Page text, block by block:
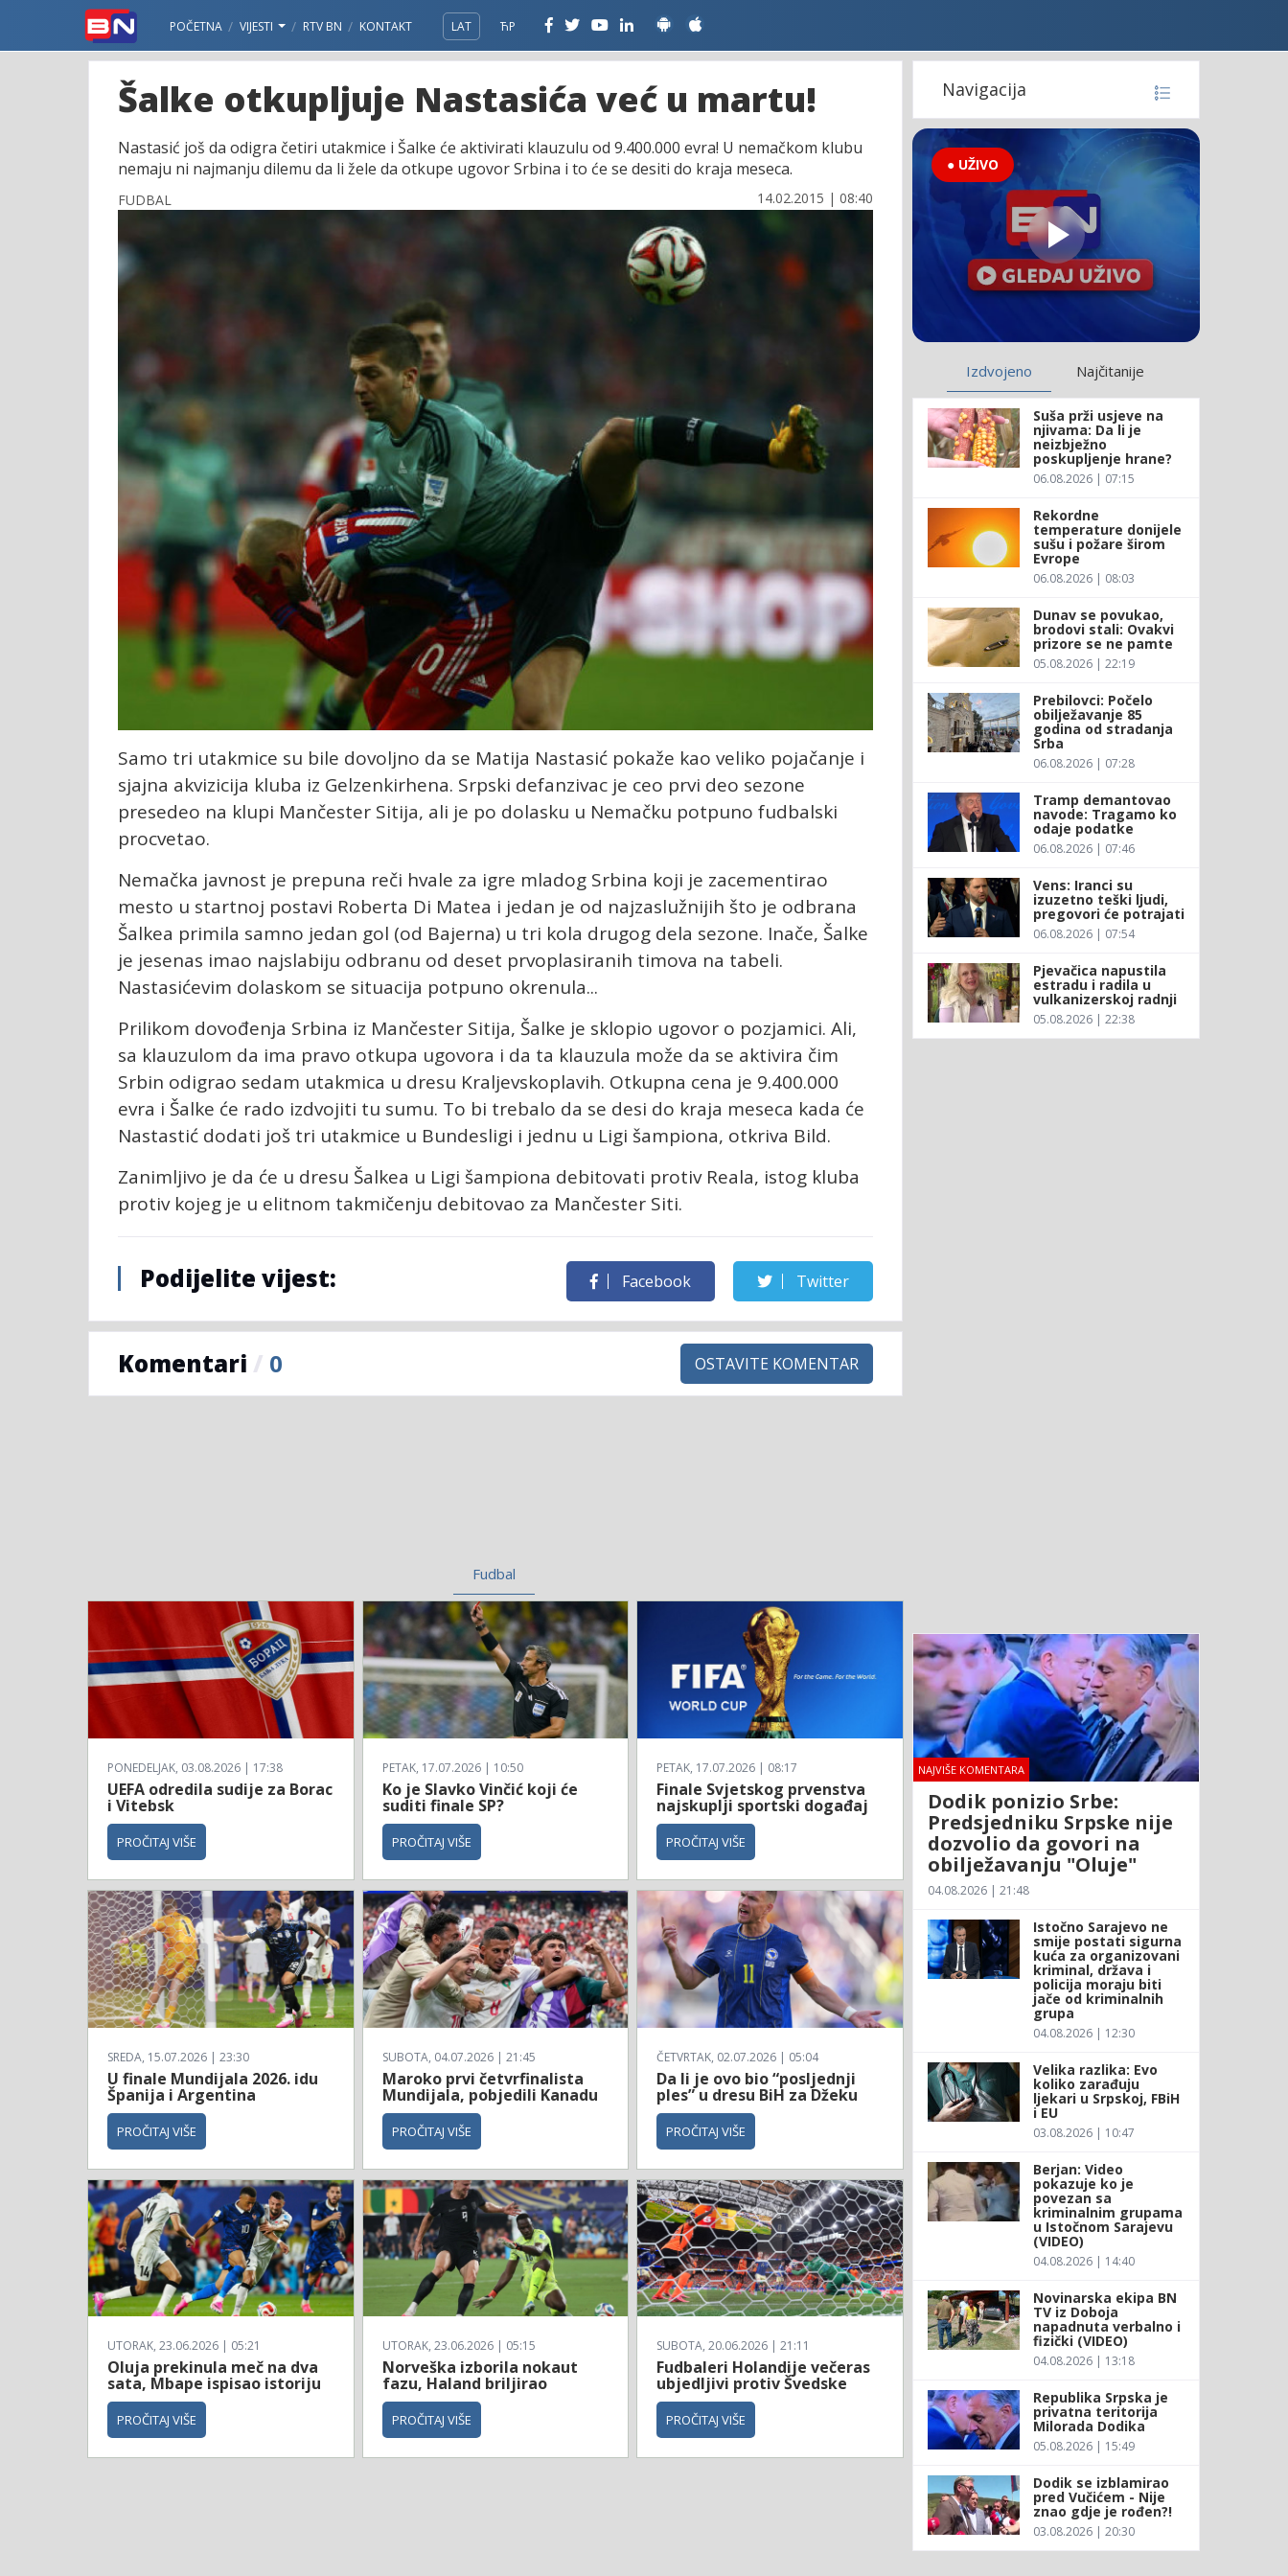
POČETNA VIJESTI RTV BN KONTAKT LAT ЋР
Šalke otkupljuje Nastasića već u martu!
Nastasić još da odigra četiri utakmice i Šalke će aktivirati klauzulu od 9.400.000 evra! U nemačkom klubu
nemaju ni najmanju dilemu da li žele da otkupe ugovor Srbina i to će se desiti do kraja meseca.
FUDBAL 14.02.2015 | 08:40
Samo tri utakmice su bile dovoljno da se Matija Nastasić pokaže kao veliko pojačanje i
sjajna akvizicija kluba iz Gelzenkirhena. Srpski defanzivac je ceo prvi deo sezone
presedeo na klupi Mančester Sitija, ali je po dolasku u Nemačku potpuno fudbalski
procvetao.
Nemačka javnost je prepuna reči hvale za igre mladog Srbina koji je zacementirao
mesto u startnoj postavi Roberta Di Matea i jedan je od najzaslužnijih što je odbrana
Šalkea primila samno jedan gol (od Bajerna) u tri kola drugog dela sezone. Inače, Šalke
je jesenas imao najslabiju odbranu od deset prvoplasiranih timova na tabeli.
Nastasićevim dolaskom se situacija potpuno okrenula...
Prilikom dovođenja Srbina iz Mančester Sitija, Šalke je sklopio ugovor o pozjamici. Ali,
sa klauzulom da ima pravo otkupa ugovora i da ta klauzula može da se aktivira čim
Srbin odigrao sedam utakmica u dresu Kraljevskoplavih. Otkupna cena je 9.400.000
evra i Šalke će rado izdvojiti tu sumu. To bi trebalo da se desi do kraja meseca kada će
Nastastić dodati još tri utakmice u Bundesligi i jednu u Ligi šampiona, otkriva Bild.
Zanimljivo je da će u dresu Šalkea u Ligi šampiona debitovati protiv Reala, istog kluba
protiv kojeg je u elitnom takmičenju debitovao za Mančester Siti.
Podijelite vijest: Facebook Twitter
Komentari / 0 OSTAVITE KOMENTAR
Fudbal
PONEDELJAK, 03.08.2026 | 17:38
UEFA odredila sudije za Borac
i Vitebsk
PROČITAJ VIŠE
PETAK, 17.07.2026 | 10:50
Ko je Slavko Vinčić koji će
suditi finale SP?
PROČITAJ VIŠE
PETAK, 17.07.2026 | 08:17
Finale Svjetskog prvenstva
najskuplji sportski događaj
PROČITAJ VIŠE
SREDA, 15.07.2026 | 23:30
U finale Mundijala 2026. idu
Španija i Argentina
PROČITAJ VIŠE
SUBOTA, 04.07.2026 | 21:45
Maroko prvi četvrfinalista
Mundijala, pobjedili Kanadu
PROČITAJ VIŠE
ČETVRTAK, 02.07.2026 | 05:04
Da li je ovo bio “posljednji
ples” u dresu BiH za Džeku
PROČITAJ VIŠE
UTORAK, 23.06.2026 | 05:21
Oluja prekinula meč na dva
sata, Mbape ispisao istoriju
PROČITAJ VIŠE
UTORAK, 23.06.2026 | 05:15
Norveška izborila nokaut
fazu, Haland briljirao
PROČITAJ VIŠE
SUBOTA, 20.06.2026 | 21:11
Fudbaleri Holandije večeras
ubjedljivi protiv Švedske
PROČITAJ VIŠE
Navigacija
● UŽIVO
Izdvojeno Najčitanije
Suša prži usjeve na
njivama: Da li je
neizbježno
poskupljenje hrane?
06.08.2026 | 07:15
Rekordne
temperature donijele
sušu i požare širom
Evrope
06.08.2026 | 08:03
Dunav se povukao,
brodovi stali: Ovakvi
prizore se ne pamte
05.08.2026 | 22:19
Prebilovci: Počelo
obilježavanje 85
godina od stradanja
Srba
06.08.2026 | 07:28
Tramp demantovao
navode: Tragamo ko
odaje podatke
06.08.2026 | 07:46
Vens: Iranci su
izuzetno teški ljudi,
pregovori će potrajati
06.08.2026 | 07:54
Pjevačica napustila
estradu i radila u
vulkanizerskoj radnji
05.08.2026 | 22:38
NAJVIŠE KOMENTARA
Dodik ponizio Srbe:
Predsjedniku Srpske nije
dozvolio da govori na
obilježavanju "Oluje"
04.08.2026 | 21:48
Istočno Sarajevo ne
smije postati sigurna
kuća za organizovani
kriminal, država i
policija moraju biti
jače od kriminalnih
grupa
04.08.2026 | 12:30
Velika razlika: Evo
koliko zarađuju
ljekari u Srpskoj, FBiH
i EU
03.08.2026 | 10:47
Berjan: Video
pokazuje ko je
povezan sa
kriminalnim grupama
u Istočnom Sarajevu
(VIDEO)
04.08.2026 | 14:40
Novinarska ekipa BN
TV iz Doboja
napadnuta verbalno i
fizički (VIDEO)
04.08.2026 | 13:18
Republika Srpska je
privatna teritorija
Milorada Dodika
05.08.2026 | 15:49
Dodik se izblamirao
pred Vučićem - Nije
znao gdje je rođen?!
03.08.2026 | 20:30